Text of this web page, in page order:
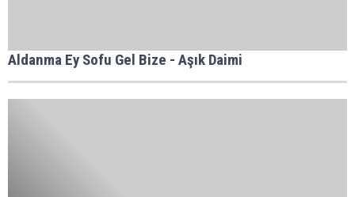
Aldanma Ey Sofu Gel Bize - Aşık Daimi